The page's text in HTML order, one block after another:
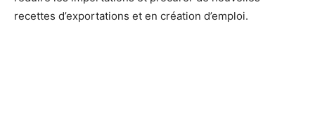
recettes d’exportations et en création d’emploi.